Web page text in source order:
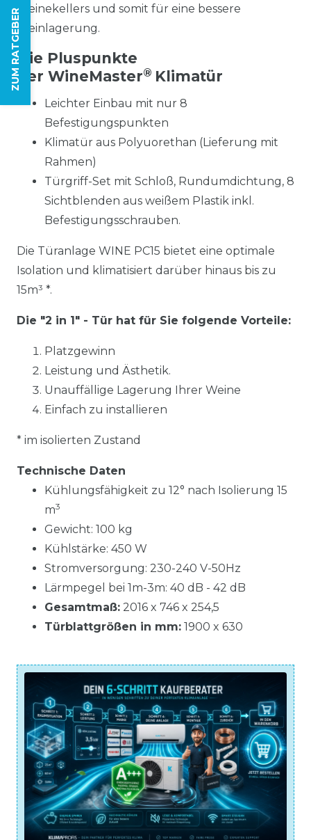
ZUM RATGEBERWeinekellers und somit für eine bessere
Weinlagerung.
Die Pluspunkte
der WineMaster® Klimatür
Leichter Einbau mit nur 8
Befestigungspunkten
Klimatür aus Polyuorethan (Lieferung mit
Rahmen)
Türgriff-Set mit Schloß, Rundumdichtung, 8
Sichtblenden aus weißem Plastik inkl.
Befestigungsschrauben.
Die Türanlage WINE PC15 bietet eine optimale
Isolation und klimatisiert darüber hinaus bis zu
15m³ *.
Die "2 in 1" - Tür hat für Sie folgende Vorteile:
Platzgewinn
Leistung und Ästhetik.
Unauffällige Lagerung Ihrer Weine
Einfach zu installieren
* im isolierten Zustand
Technische Daten
Kühlungsfähigkeit zu 12° nach Isolierung 15
m3
Gewicht: 100 kg
Kühlstärke: 450 W
Stromversorgung: 230-240 V-50Hz
Lärmpegel bei 1m-3m: 40 dB - 42 dB
Gesamtmaß: 2016 x 746 x 254,5
Türblattgrößen in mm: 1900 x 630